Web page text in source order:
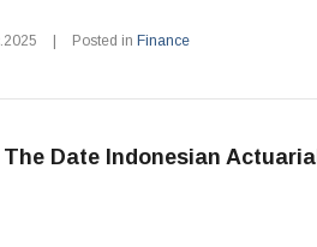
Posted in Finance
The Date Indonesian